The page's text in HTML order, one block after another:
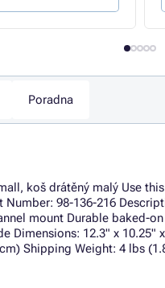
Poradna
koš drátěný malý Use
98-136-216
mount Durable baked-
Dimensions: 12.3" x 10.25"
Shipping Weight: 4 lbs